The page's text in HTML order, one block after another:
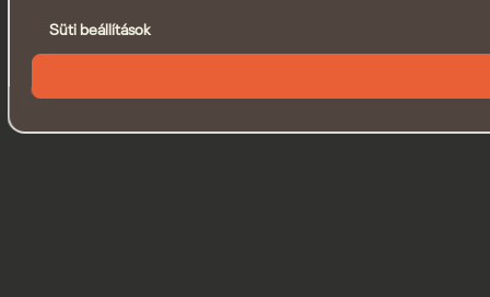
Süti beállítások